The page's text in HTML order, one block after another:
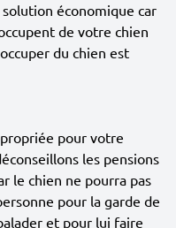
économique car
de votre chien
du chien est
pour votre
les pensions
le chien ne pourra pas
pour la garde de
et pour lui faire